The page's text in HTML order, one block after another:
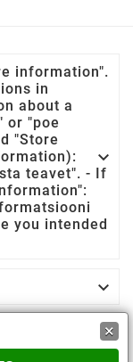
information".
in
about a
or "poe
"Store
teavet". - If
you intended



×